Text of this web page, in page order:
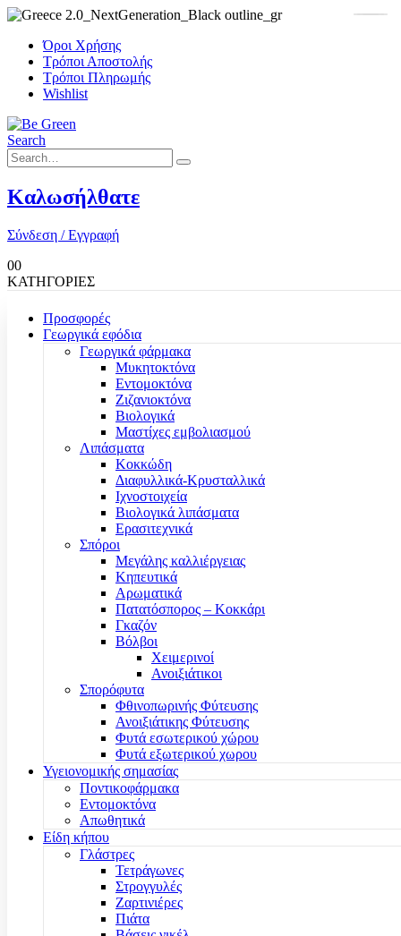
Όροι Χρήσης
Τρόποι Αποστολής
Τρόποι Πληρωμής
Wishlist
Search
Καλωσήλθατε
Σύνδεση / Εγγραφή
00
ΚΑΤΗΓΟΡΙΕΣ
Προσφορές
Γεωργικά εφόδια
Γεωργικά φάρμακα
Μυκητοκτόνα
Εντομοκτόνα
Ζιζανιοκτόνα
Βιολογικά
Μαστίχες εμβολιασμού
Λιπάσματα
Κοκκώδη
Διαφυλλικά-Κρυσταλλικά
Ιχνοστοιχεία
Βιολογικά λιπάσματα
Ερασιτεχνικά
Σπόροι
Μεγάλης καλλιέργειας
Κηπευτικά
Αρωματικά
Πατατόσπορος – Κοκκάρι
Γκαζόν
Βόλβοι
Χειμερινοί
Ανοιξιάτικοι
Σπορόφυτα
Φθινοπωρινής Φύτευσης
Ανοιξιάτικης Φύτευσης
Φυτά εσωτερικού χώρου
Φυτά εξωτερικού χωρου
Υγειονομικής σημασίας
Ποντικοφάρμακα
Εντομοκτόνα
Απωθητικά
Είδη κήπου
Γλάστρες
Τετράγωνες
Στρογγυλές
Ζαρτινιέρες
Πιάτα